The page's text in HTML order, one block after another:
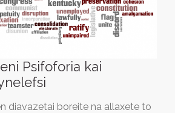
Psifoforia kai
diavazetai boreite na allaxete to